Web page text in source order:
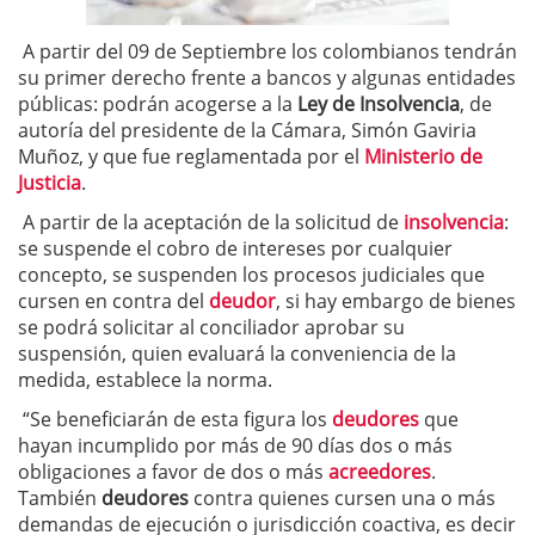
A partir del 09 de Septiembre los colombianos tendrán
su primer derecho frente a bancos y algunas entidades
públicas: podrán acogerse a la Ley de Insolvencia, de
autoría del presidente de la Cámara, Simón Gaviria
Muñoz, y que fue reglamentada por el Ministerio de
Justicia.
A partir de la aceptación de la solicitud de insolvencia:
se suspende el cobro de intereses por cualquier
concepto, se suspenden los procesos judiciales que
cursen en contra del deudor, si hay embargo de bienes
se podrá solicitar al conciliador aprobar su
suspensión, quien evaluará la conveniencia de la
medida, establece la norma.
“Se beneficiarán de esta figura los deudores que
hayan incumplido por más de 90 días dos o más
obligaciones a favor de dos o más acreedores.
También deudores contra quienes cursen una o más
demandas de ejecución o jurisdicción coactiva, es decir